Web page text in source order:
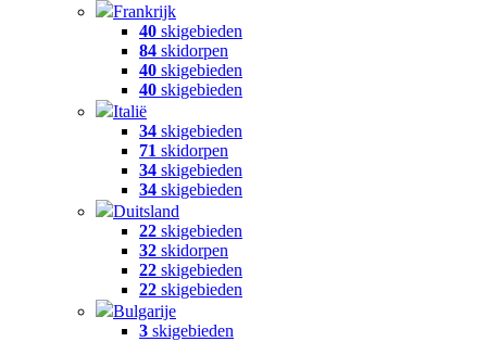
Frankrijk
40 skigebieden
84 skidorpen
40 skigebieden
40 skigebieden
Italië
34 skigebieden
71 skidorpen
34 skigebieden
34 skigebieden
Duitsland
22 skigebieden
32 skidorpen
22 skigebieden
22 skigebieden
Bulgarije
3 skigebieden